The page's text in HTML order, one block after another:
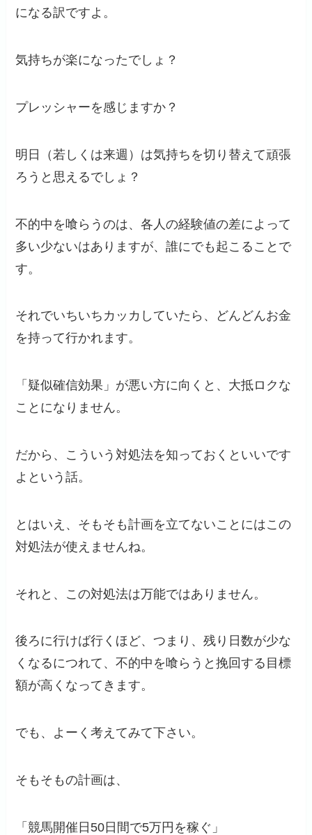
になる訳ですよ。
気持ちが楽になったでしょ？
プレッシャーを感じますか？
明日（若しくは来週）は気持ちを切り替えて頑張
ろうと思えるでしょ？
不的中を喰らうのは、各人の経験値の差によって
多い少ないはありますが、誰にでも起こることで
す。
それでいちいちカッカしていたら、どんどんお金
を持って行かれます。
「疑似確信効果」が悪い方に向くと、大抵ロクな
ことになりません。
だから、こういう対処法を知っておくといいです
よという話。
とはいえ、そもそも計画を立てないことにはこの
対処法が使えませんね。
それと、この対処法は万能ではありません。
後ろに行けば行くほど、つまり、残り日数が少な
くなるにつれて、不的中を喰らうと挽回する目標
額が高くなってきます。
でも、よーく考えてみて下さい。
そもそもの計画は、
「競馬開催日50日間で5万円を稼ぐ」